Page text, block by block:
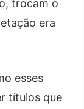
trocam o
era
esses
títulos que